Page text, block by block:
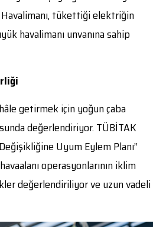
Havalimanı, tükettiği elektriğin
havalimanı unvanına sahip
getirmek için yoğun çaba
değerlendiriyor. TÜBİTAK
Uyum Eylem Planı”
operasyonlarının iklim
değerlendiriliyor ve uzun vadeli